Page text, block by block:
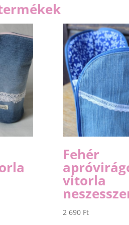
Fehér
vitorla
2 690 Ft